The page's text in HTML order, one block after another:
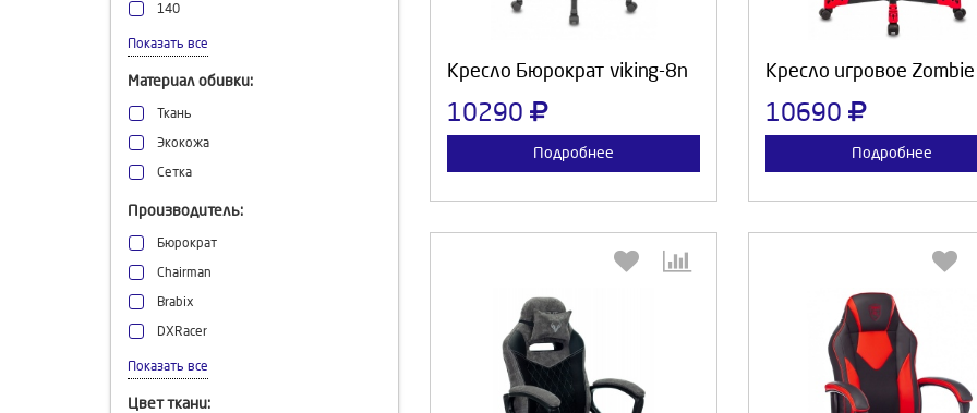
140
150
Показать все
Материал обивки:
Ткань
Экокожа
Сетка
Производитель:
Бюрократ
Chairman
Brabix
DXRacer
AKRacing
Показать все
Цвет ткани:
Кресло Бюрократ viking-8n
10290
Подробнее
Продолжить Отмена
Кресло игровое
10690
Подробнее
Продолжить Отмена